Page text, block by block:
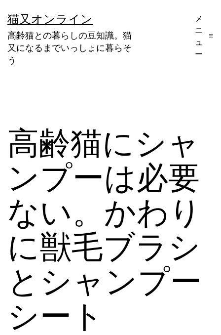
ン
テ
ン
猫又オンライン
高齢猫との暮らしの豆知識。猫
又になるまでいっしょに暮らそ
う
メ
ニ
ュ
ー
高齢猫にシャ
ンプーは必要
ない。かわり
に獣毛ブラシ
とシャンプー
シート